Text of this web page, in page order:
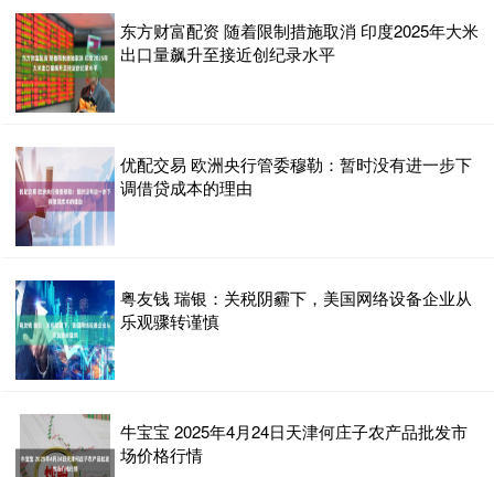
东方财富配资 随着限制措施取消 印度2025年大米
出口量飙升至接近创纪录水平
优配交易 欧洲央行管委穆勒：暂时没有进一步下
调借贷成本的理由
粤友钱 瑞银：关税阴霾下，美国网络设备企业从
乐观骤转谨慎
牛宝宝 2025年4月24日天津何庄子农产品批发市
场价格行情